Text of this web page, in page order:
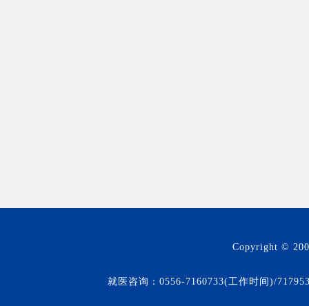
Copyright ©
就医咨询：0556-7160733(工作时间)/